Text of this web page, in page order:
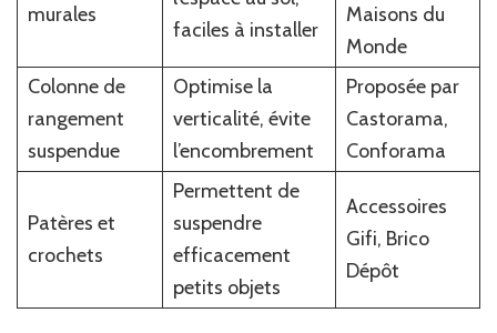
murales
faciles à installer
Maisons du
Monde
Colonne de
rangement
suspendue
Optimise la
verticalité, évite
l’encombrement
Proposée par
Castorama,
Conforama
Patères et
crochets
Permettent de
suspendre
efficacement
petits objets
Accessoires
Gifi, Brico
Dépôt